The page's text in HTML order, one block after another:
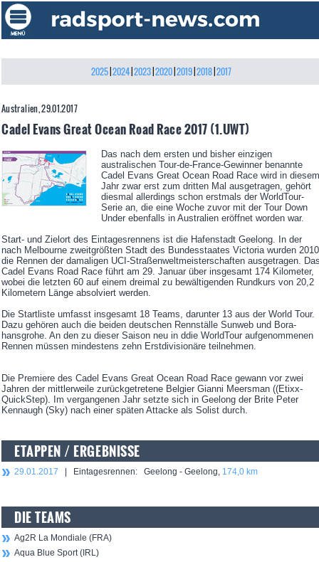
2025| 2024| 2023| 2020| 2019| 2018| 2017
Australien, 29.01.2017
Cadel Evans Great Ocean Road Race 2017 (1.UWT)
Das nach dem ersten und bisher einzigen
australischen Tour-de-France-Gewinner benannte
Cadel Evans Great Ocean Road Race wird in diesem
Jahr zwar erst zum dritten Mal ausgetragen, gehört
diesmal allerdings schon erstmals der WorldTour-
Serie an, die eine Woche zuvor mit der Tour Down
Under ebenfalls in Australien eröffnet worden war.
Start- und Zielort des Eintagesrennens ist die Hafenstadt Geelong. In der
nach Melbourne zweitgrößten Stadt des Bundesstaates Victoria wurden 2010
die Rennen der damaligen UCI-Straßenweltmeisterschaften ausgetragen.
Cadel Evans Road Race führt am 29. Januar über insgesamt 174 Kilometer,
wobei die letzten 60 auf einem dreimal zu bewältigenden Rundkurs von 20,2
Kilometern Länge absolviert werden.
Die Startliste umfasst insgesamt 18 Teams, darunter 13 aus der World Tour.
Dazu gehören auch die beiden deutschen Rennställe Sunweb und Bora-
hansgrohe. An den zu dieser Saison neu in ddie WorldTour aufgenommenen
Rennen müssen mindestens zehn Erstdivisionäre teilnehmen.
Die Premiere des Cadel Evans Great Ocean Road Race gewann vor zwei
Jahren der mittlerweile zurückgetretene Belgier Gianni Meersman ((Etixx-
QuickStep). Im vergangenen Jahr setzte sich in Geelong der Brite Peter
Kennaugh (Sky) nach einer späten Attacke als Solist durch.
ETAPPEN / ERGEBNISSE
29.01.2017 | Eintagesrennen: Geelong - Geelong, 174,0 km
DIE TEAMS
Ag2R La Mondiale (FRA)
Aqua Blue Sport (IRL)